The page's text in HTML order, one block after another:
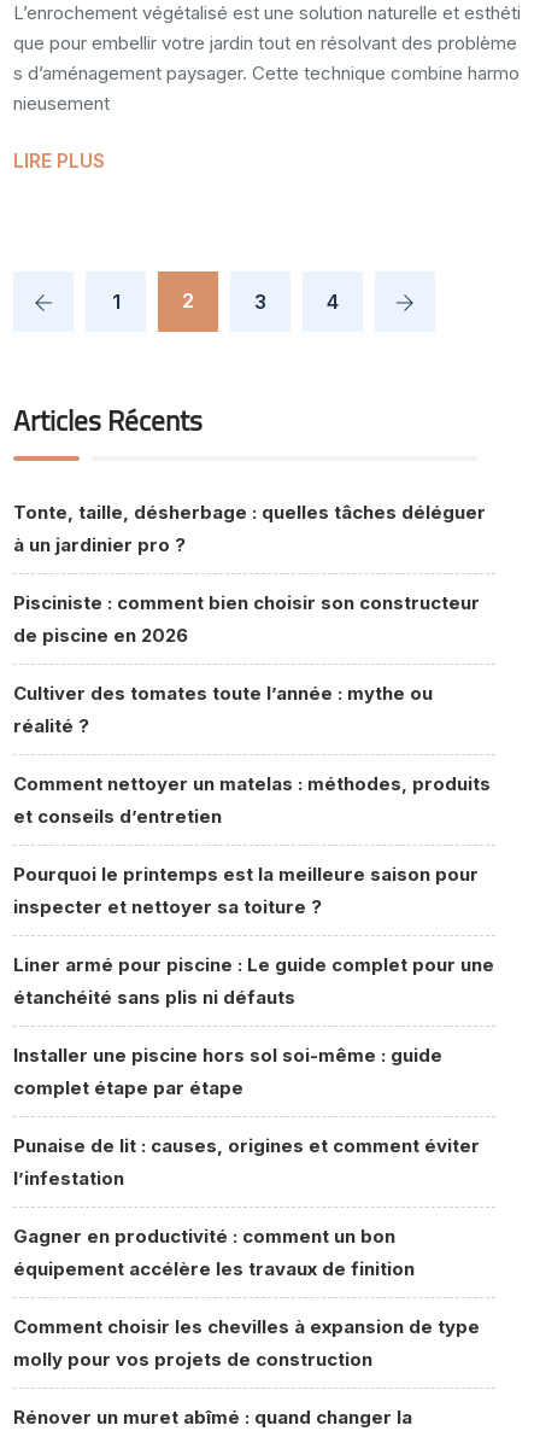
L’enrochement végétalisé est une solution naturelle et esthéti
que pour embellir votre jardin tout en résolvant des problème
s d’aménagement paysager. Cette technique combine harmo
nieusement
LIRE PLUS
1 2 3 4
Articles Récents
Tonte, taille, désherbage : quelles tâches déléguer
à un jardinier pro ?
Pisciniste : comment bien choisir son constructeur
de piscine en 2026
Cultiver des tomates toute l’année : mythe ou
réalité ?
Comment nettoyer un matelas : méthodes, produits
et conseils d’entretien
Pourquoi le printemps est la meilleure saison pour
inspecter et nettoyer sa toiture ?
Liner armé pour piscine : Le guide complet pour une
étanchéité sans plis ni défauts
Installer une piscine hors sol soi-même : guide
complet étape par étape
Punaise de lit : causes, origines et comment éviter
l’infestation
Gagner en productivité : comment un bon
équipement accélère les travaux de finition
Comment choisir les chevilles à expansion de type
molly pour vos projets de construction
Rénover un muret abîmé : quand changer la